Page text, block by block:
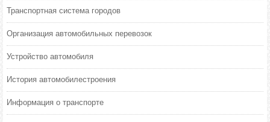
Транспортная система городов
Организация автомобильных перевозок
Устройство автомобиля
История автомобилестроения
Информация о транспорте